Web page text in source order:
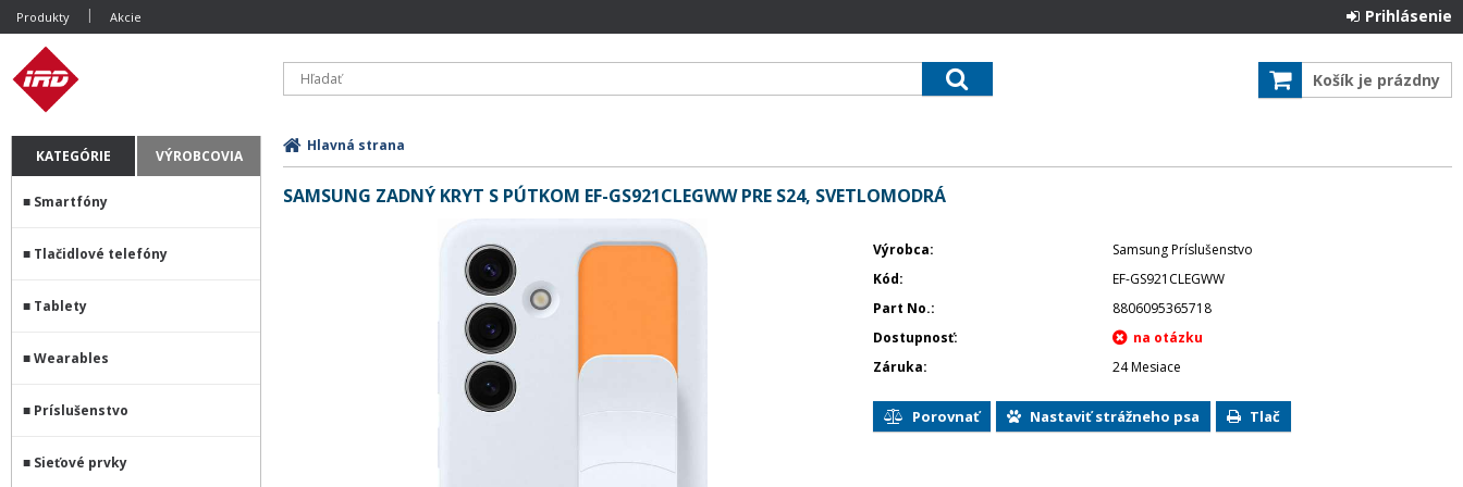
Produkty Akcie Prihlásenie
Košík je prázdny
KATEGÓRIE VÝROBCOVIA
Smartfóny
Tlačidlové telefóny
Tablety
Wearables
Príslušenstvo
Sieťové prvky
Hlavná strana
SAMSUNG ZADNÝ KRYT S PÚTKOM EF-GS921CLEGWW PRE S24, SVETLOMODRÁ
Výrobca
Samsung Príslušenstvo
Kód
EF-GS921CLEGWW
Part No.
8806095365718
Dostupnosť
Záruka
24 Mesiace
Porovnať Nastaviť strážneho psa Tlač